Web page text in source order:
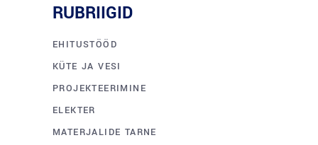
RUBRIIGID
EHITUSTÖÖD
KÜTE JA VESI
PROJEKTEERIMINE
ELEKTER
MATERJALIDE TARNE